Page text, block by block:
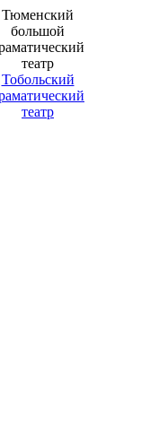
Тюменский
большой
театр
Тобольский
театр